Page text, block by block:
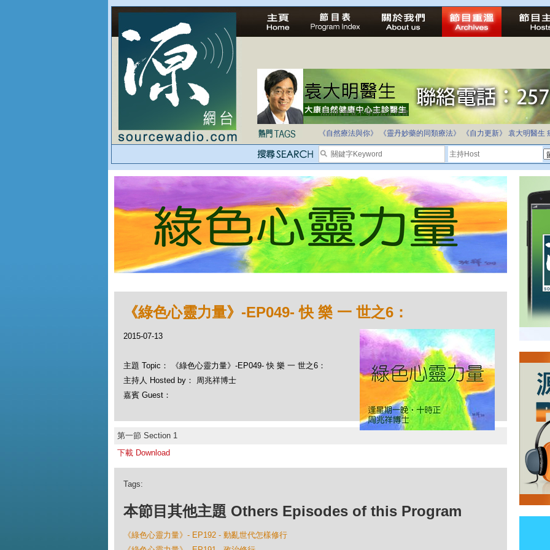
法治社會並不等同公正社會
自家教育合法化-推動多元化教育，全民學卷制
《自然療法與你》
《靈丹妙藥的同類療法》 《自力更新》 袁大明醫生
《綠色心靈力量》-EP049- 快 樂 一 世之6：
2015-07-13
主題 Topic： 《綠色心靈力量》-EP049- 快 樂 一 世之6：
主持人 Hosted by： 周兆祥博士
嘉賓 Guest：
第一節 Section 1
下載 Download
Tags:
本節目其他主題 Others Episodes of this Program
《綠色心靈力量》- EP192 - 動亂世代怎樣修行